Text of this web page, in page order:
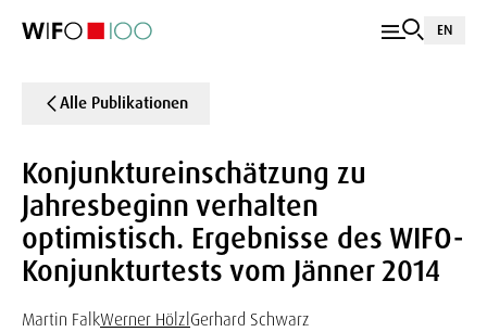
EN
Alle Publikationen
Konjunktureinschätzung zu
Jahresbeginn verhalten
optimistisch. Ergebnisse des WIFO-
Konjunkturtests vom Jänner 2014
Martin FalkWerner Hölzl Gerhard Schwarz